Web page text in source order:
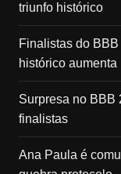
triunfo histórico
Finalistas do
histórico aumenta
Surpresa no BBB
finalistas
Ana Paula é